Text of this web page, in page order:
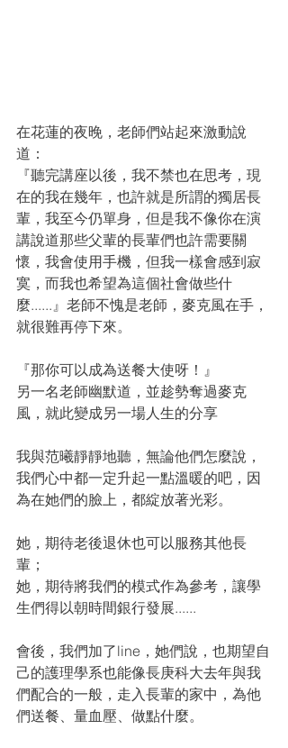
在花蓮的夜晚，老師們站起來激動說
道：
『聽完講座以後，我不禁也在思考，現
在的我在幾年，也許就是所謂的獨居長
輩，我至今仍單身，但是我不像你在演
講說道那些父輩的長輩們也許需要關
懷，我會使用手機，但我一樣會感到寂
寞，而我也希望為這個社會做些什
麼......』老師不愧是老師，麥克風在手，
就很難再停下來。
『那你可以成為送餐大使呀！』
另一名老師幽默道，並趁勢奪過麥克
風，就此變成另一場人生的分享
我與范曦靜靜地聽，無論他們怎麼說，
我們心中都一定升起一點溫暖的吧，因
為在她們的臉上，都綻放著光彩。
她，期待老後退休也可以服務其他長
輩；
她，期待將我們的模式作為參考，讓學
生們得以朝時間銀行發展......
會後，我們加了line，她們說，也期望自
己的護理學系也能像長庚科大去年與我
們配合的一般，走入長輩的家中，為他
們送餐、量血壓、做點什麼。